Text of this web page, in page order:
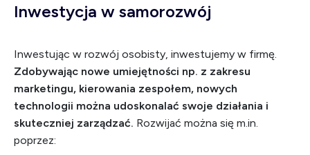
Inwestycja w samorozwój
Inwestując w rozwój osobisty, inwestujemy w firmę.
Zdobywając nowe umiejętności np. z zakresu
marketingu, kierowania zespołem, nowych
technologii można udoskonalać swoje działania i
skuteczniej zarządzać. Rozwijać można się m.in.
poprzez: